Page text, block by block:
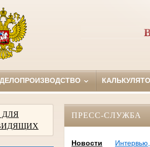
ДЛЯ
ПРЕСС-СЛУЖБА
Новости